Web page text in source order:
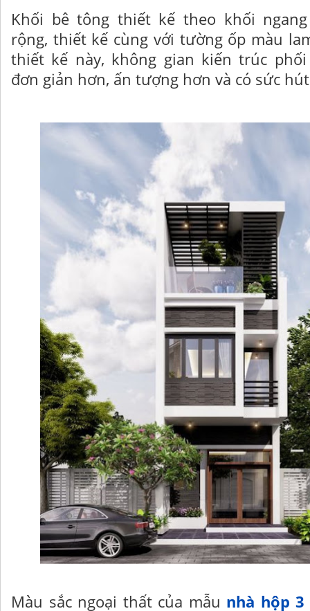
Khối bê tông thiết kế theo khối
rộng, thiết kế cùng với tường ốp màu
thiết kế này, không gian kiến trúc
đơn giản hơn, ấn tượng hơn và có sức
Màu sắc ngoại thất của mẫu nhà hộp